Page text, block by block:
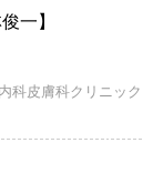
一】
科皮膚科クリニック